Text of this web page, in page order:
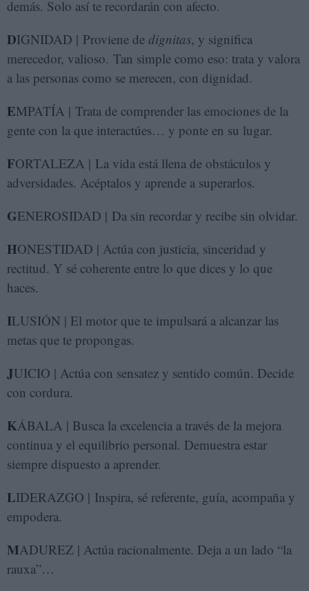
demás. Solo así te recordarán con afecto.
DIGNIDAD | Proviene de dignitas, y significa
merecedor, valioso. Tan simple como eso: trata y valora
a las personas como se merecen, con dignidad.
EMPATÍA | Trata de comprender las emociones de la
gente con la que interactúes… y ponte en su lugar.
FORTALEZA | La vida está llena de obstáculos y
adversidades. Acéptalos y aprende a superarlos.
GENEROSIDAD | Da sin recordar y recibe sin olvidar.
HONESTIDAD | Actúa con justicia, sinceridad y
rectitud. Y sé coherente entre lo que dices y lo que
haces.
ILUSIÓN | El motor que te impulsará a alcanzar las
metas que te propongas.
JUICIO | Actúa con sensatez y sentido común. Decide
con cordura.
KÁBALA | Busca la excelencia a través de la mejora
continua y el equilibrio personal. Demuestra estar
siempre dispuesto a aprender.
LIDERAZGO | Inspira, sé referente, guía, acompaña y
empodera.
MADUREZ | Actúa racionalmente. Deja a un lado “la
rauxa”…